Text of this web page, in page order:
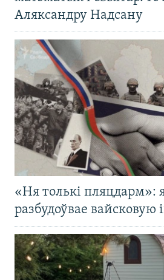
Аляксандру Надсану
«Ня толькі пляцдарм»:
разбудоўвае вайсковую